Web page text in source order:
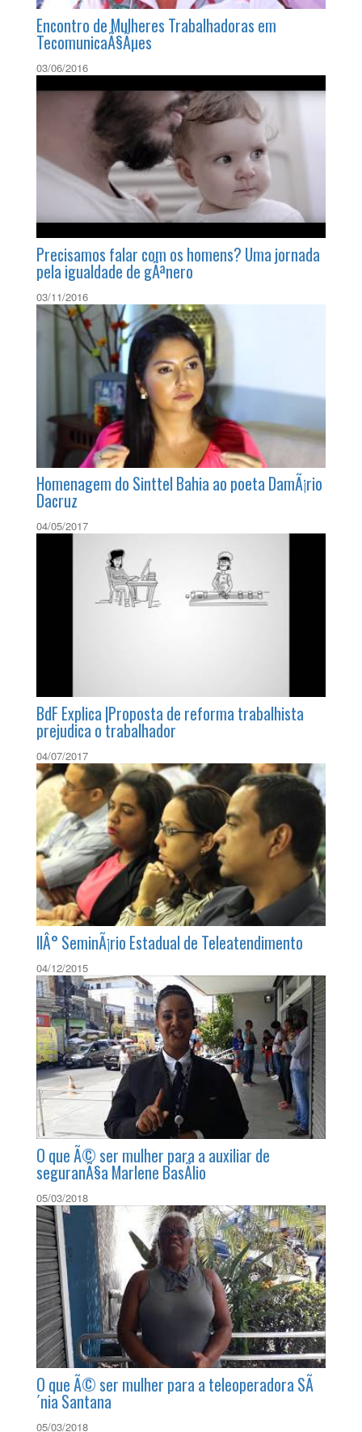
Encontro de Mulheres Trabalhadoras em
TecomunicaÃ§Ãµes
03/06/2016
Precisamos falar com os homens? Uma jornada
pela igualdade de gÃªnero
03/11/2016
Homenagem do Sinttel Bahia ao poeta DamÃ¡rio
Dacruz
04/05/2017
BdF Explica |Proposta de reforma trabalhista
prejudica o trabalhador
04/07/2017
IIÂ° SeminÃ¡rio Estadual de Teleatendimento
04/12/2015
O que Ã© ser mulher para a auxiliar de
seguranÃ§a Marlene BasÃ­lio
05/03/2018
O que Ã© ser mulher para a teleoperadora SÃ
´nia Santana
05/03/2018